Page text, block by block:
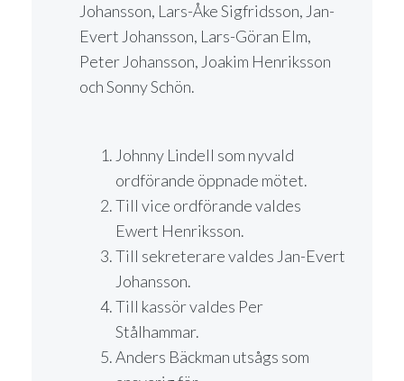
Johansson, Lars-Åke Sigfridsson, Jan-
Evert Johansson, Lars-Göran Elm,
Peter Johansson, Joakim Henriksson
och Sonny Schön.
Johnny Lindell som nyvald
ordförande öppnade mötet.
Till vice ordförande valdes
Ewert Henriksson.
Till sekreterare valdes Jan-Evert
Johansson.
Till kassör valdes Per
Stålhammar.
Anders Bäckman utsågs som